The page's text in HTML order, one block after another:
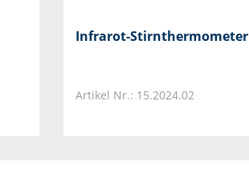
Infrarot-Stirnthermometer
Artikel Nr.: 15.2024.02